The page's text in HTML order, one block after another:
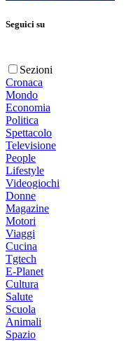
Seguici su
Sezioni
Cronaca
Mondo
Economia
Politica
Spettacolo
Televisione
People
Lifestyle
Videogiochi
Donne
Magazine
Motori
Viaggi
Cucina
Tgtech
E-Planet
Cultura
Salute
Scuola
Animali
Spazio